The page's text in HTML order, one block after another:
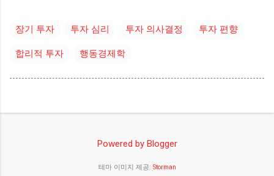
장기 투자 투자 심리 투자 의사결정 투자 편향
합리적 투자 행동경제학
Powered by Blogger
테마 이미지 제공: Storman